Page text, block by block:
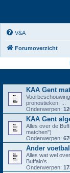
V&A
Forumoverzicht
KAA Gent
pronostieken, ...
Onderwerpen:
KAA Gent
Alles over de
matchen")
Onderwerpen:
Ander
Alles wat wel
Buffalo's.
Onderwerpen: